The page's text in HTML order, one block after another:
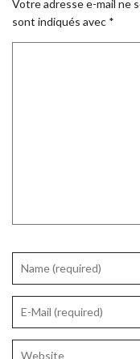
Votre adresse e-mail ne
sont indiqués avec *